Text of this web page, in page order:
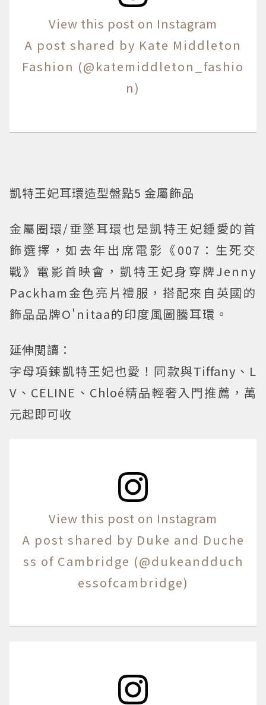
View this post on Instagram
A post shared by Kate Middleton
Fashion (@katemiddleton_fashio
n)
凱特王妃耳環造型盤點5 金屬飾品
金屬圈環/垂墜耳環也是凱特王妃鍾愛的首
飾選擇，如去年出席電影《007：生死交
戰》電影首映會，凱特王妃身穿牌Jenny
Packham金色亮片禮服，搭配來自英國的
飾品品牌O'nitaa的印度風圖騰耳環。
延伸閱讀：
字母項鍊凱特王妃也愛！同款與Tiffany、L
V、CELINE、Chloé精品輕奢入門推薦，萬
元起即可收
View this post on Instagram
A post shared by Duke and Duche
ss of Cambridge (@dukeandduch
essofcambridge)